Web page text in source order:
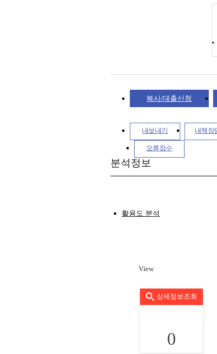
복사/대출신청
내보내기 내책장
오류접수
분석정보
활용도 분석
View
상세정보조회
0